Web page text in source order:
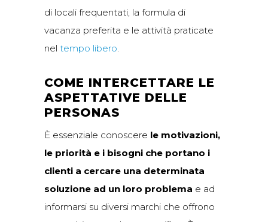
di locali frequentati, la formula di
vacanza preferita e le attività praticate
nel tempo libero.
COME INTERCETTARE LE
ASPETTATIVE DELLE
PERSONAS
È essenziale conoscere le motivazioni,
le priorità e i bisogni che portano i
clienti a cercare una determinata
soluzione ad un loro problema e ad
informarsi su diversi marchi che offrono